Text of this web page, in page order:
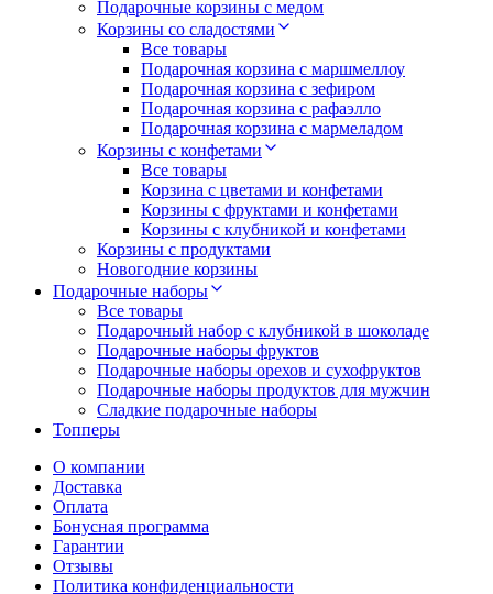
Подарочные корзины с медом
Корзины со сладостями
Все товары
Подарочная корзина с маршмеллоу
Подарочная корзина с зефиром
Подарочная корзина с рафаэлло
Подарочная корзина с мармеладом
Корзины с конфетами
Все товары
Корзина с цветами и конфетами
Корзины с фруктами и конфетами
Корзины с клубникой и конфетами
Корзины с продуктами
Новогодние корзины
Подарочные наборы
Все товары
Подарочный набор с клубникой в шоколаде
Подарочные наборы фруктов
Подарочные наборы орехов и сухофруктов
Подарочные наборы продуктов для мужчин
Сладкие подарочные наборы
Топперы
О компании
Доставка
Оплата
Бонусная программа
Гарантии
Отзывы
Политика конфиденциальности